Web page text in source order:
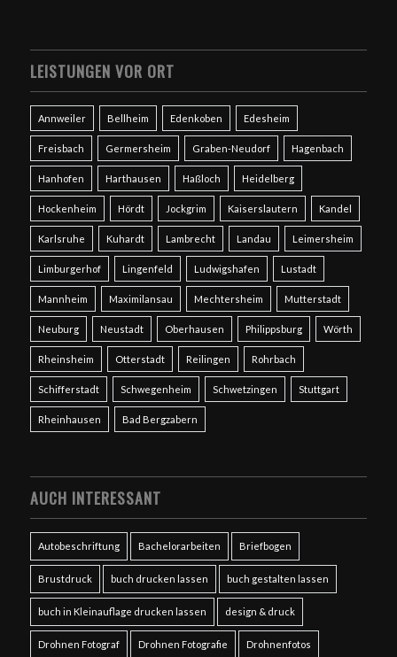
LEISTUNGEN VOR ORT
Annweiler Bellheim Edenkoben Edesheim
Freisbach Germersheim Graben-Neudorf Hagenbach
Hanhofen Harthausen Haßloch Heidelberg
Hockenheim Hördt Jockgrim Kaiserslautern Kandel
Karlsruhe Kuhardt Lambrecht Landau Leimersheim
Limburgerhof Lingenfeld Ludwigshafen Lustadt
Mannheim Maximilansau Mechtersheim Mutterstadt
Neuburg Neustadt Oberhausen Philippsburg Wörth
Rheinsheim Otterstadt Reilingen Rohrbach
Schifferstadt Schwegenheim Schwetzingen Stuttgart
Rheinhausen Bad Bergzabern
AUCH INTERESSANT
Autobeschriftung Bachelorarbeiten Briefbogen
Brustdruck buch drucken lassen buch gestalten lassen
buch in Kleinauflage drucken lassen design & druck
Drohnen Fotograf Drohnen Fotografie Drohnenfotos